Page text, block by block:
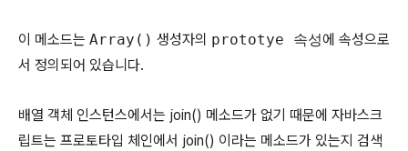
이 메소드는 Array() 생성자의 prototye 속성에 속성으로
서 정의되어 있습니다.
배열 객체 인스턴스에서는 join() 메소드가 없기 때문에 자바스크
립트는 프로토타입 체인에서 join() 이라는 메소드가 있는지 검색